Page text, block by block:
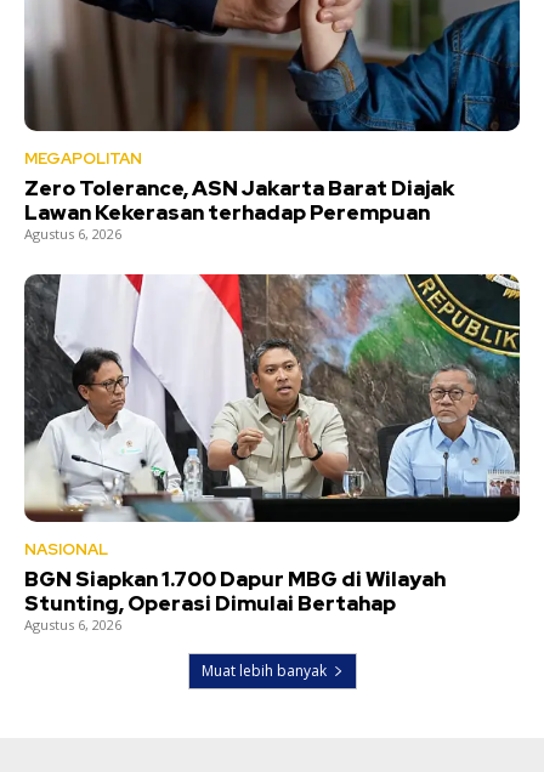
MEGAPOLITAN
Zero Tolerance, ASN Jakarta Barat Diajak
Lawan Kekerasan terhadap Perempuan
Agustus 6, 2026
NASIONAL
BGN Siapkan 1.700 Dapur MBG di Wilayah
Stunting, Operasi Dimulai Bertahap
Agustus 6, 2026
Muat lebih banyak